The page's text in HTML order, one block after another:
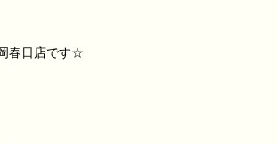
春日店です☆